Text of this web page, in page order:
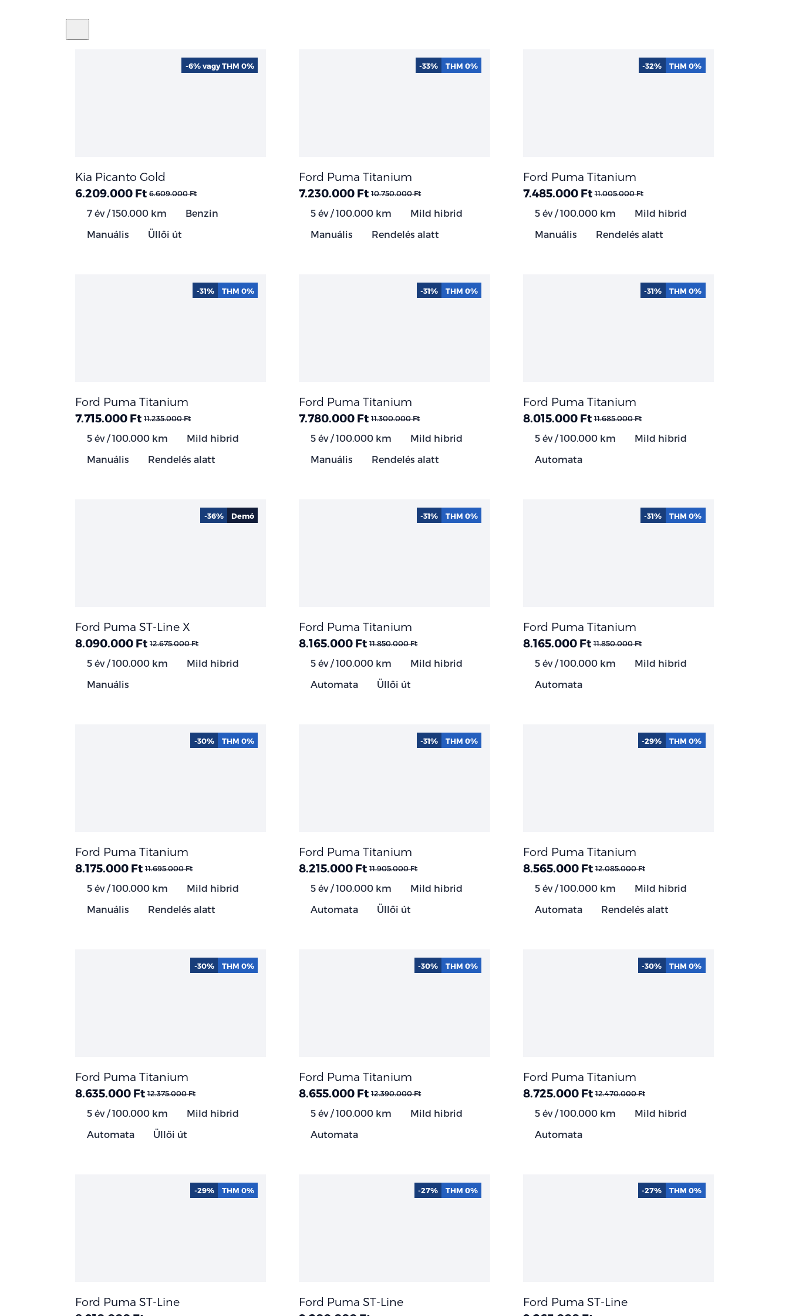
Kia Picanto Gold
6.209.000 Ft 6.609.000 Ft
7 év / 150.000 km
Benzin
Manuális
Üllői út
-6% vagy THM 0%
Ford Puma Titanium
7.230.000 Ft 10.750.000 Ft
5 év / 100.000 km
Mild hibrid
Manuális
Rendelés alatt
-33% THM 0%
Ford Puma Titanium
7.485.000 Ft 11.005.000 Ft
5 év / 100.000 km
Mild hibrid
Manuális
Rendelés alatt
-32% THM 0%
Ford Puma Titanium
7.715.000 Ft 11.235.000 Ft
5 év / 100.000 km
Mild hibrid
Manuális
Rendelés alatt
-31% THM 0%
Ford Puma Titanium
7.780.000 Ft 11.300.000 Ft
5 év / 100.000 km
Mild hibrid
Manuális
Rendelés alatt
-31% THM 0%
Ford Puma Titanium
8.015.000 Ft 11.685.000 Ft
5 év / 100.000 km
Mild hibrid
Automata
-31% THM 0%
Ford Puma ST-Line X
8.090.000 Ft 12.675.000 Ft
5 év / 100.000 km
Mild hibrid
Manuális
-36% Demó
Ford Puma Titanium
8.165.000 Ft 11.850.000 Ft
5 év / 100.000 km
Mild hibrid
Automata
Üllői út
-31% THM 0%
Ford Puma Titanium
8.165.000 Ft 11.850.000 Ft
5 év / 100.000 km
Mild hibrid
Automata
-31% THM 0%
Ford Puma Titanium
8.175.000 Ft 11.695.000 Ft
5 év / 100.000 km
Mild hibrid
Manuális
Rendelés alatt
-30% THM 0%
Ford Puma Titanium
8.215.000 Ft 11.905.000 Ft
5 év / 100.000 km
Mild hibrid
Automata
Üllői út
-31% THM 0%
Ford Puma Titanium
8.565.000 Ft 12.085.000 Ft
5 év / 100.000 km
Mild hibrid
Automata
Rendelés alatt
-29% THM 0%
Ford Puma Titanium
8.635.000 Ft 12.375.000 Ft
5 év / 100.000 km
Mild hibrid
Automata
Üllői út
-30% THM 0%
Ford Puma Titanium
8.655.000 Ft 12.390.000 Ft
5 év / 100.000 km
Mild hibrid
Automata
-30% THM 0%
Ford Puma Titanium
8.725.000 Ft 12.470.000 Ft
5 év / 100.000 km
Mild hibrid
Automata
-30% THM 0%
Ford Puma ST-Line
-29% THM 0%
Ford Puma ST-Line
-27% THM 0%
Ford Puma ST-Line
-27% THM 0%